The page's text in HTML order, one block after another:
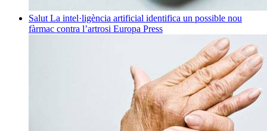
Salut La intel·ligència artificial identifica un possible nou
fàrmac contra l’artrosi Europa Press